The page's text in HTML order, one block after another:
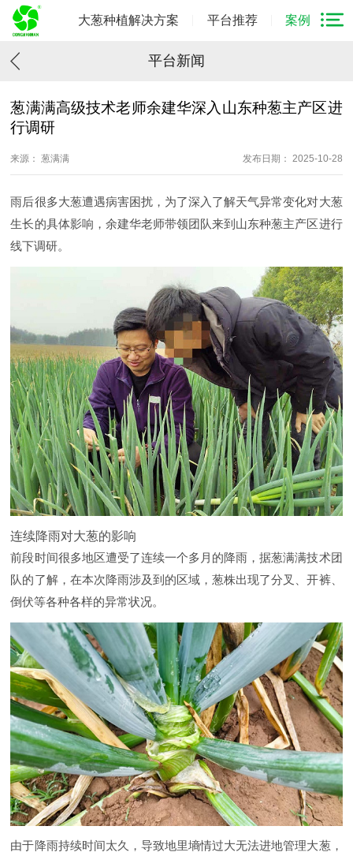
大葱种植解决方案 平台推荐 案例
平台新闻
葱满满高级技术老师余建华深入山东种葱主产区进
行调研
来源： 葱满满 发布日期： 2025-10-28
雨后很多大葱遭遇病害困扰，为了深入了解天气异常变化对大葱
生长的具体影响，余建华老师带领团队来到山东种葱主产区进行
线下调研。
连续降雨对大葱的影响
前段时间很多地区遭受了连续一个多月的降雨，据葱满满技术团
队的了解，在本次降雨涉及到的区域，葱株出现了分叉、开裤、
倒伏等各种各样的异常状况。
由于降雨持续时间太久，导致地里墒情过大无法进地管理大葱，